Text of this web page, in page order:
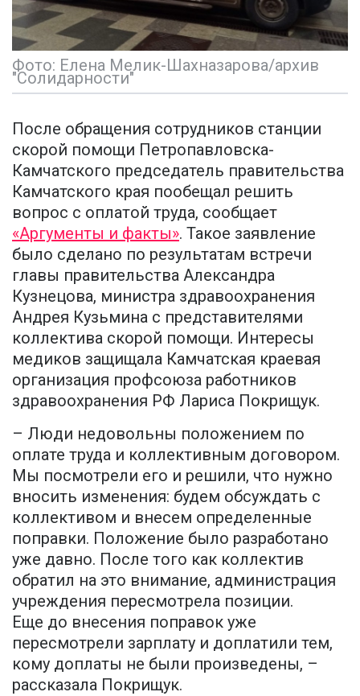
Фото: Елена Мелик-Шахназарова/архив
"Солидарности"
После обращения сотрудников станции
скорой помощи Петропавловска-
Камчатского председатель правительства
Камчатского края пообещал решить
вопрос с оплатой труда, сообщает
«Аргументы и факты». Такое заявление
было сделано по результатам встречи
главы правительства Александра
Кузнецова, министра здравоохранения
Андрея Кузьмина с представителями
коллектива скорой помощи. Интересы
медиков защищала Камчатская краевая
организация профсоюза работников
здравоохранения РФ Лариса Покрищук.
– Люди недовольны положением по
оплате труда и коллективным договором.
Мы посмотрели его и решили, что нужно
вносить изменения: будем обсуждать с
коллективом и внесем определенные
поправки. Положение было разработано
уже давно. После того как коллектив
обратил на это внимание, администрация
учреждения пересмотрела позиции.
Еще до внесения поправок уже
пересмотрели зарплату и доплатили тем,
кому доплаты не были произведены, –
рассказала Покрищук.